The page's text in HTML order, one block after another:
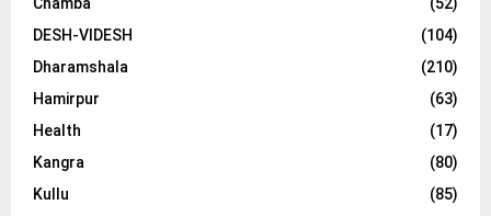
Chamba
(52)
DESH-VIDESH
(104)
Dharamshala
(210)
Hamirpur
(63)
Health
(17)
Kangra
(80)
Kullu
(85)